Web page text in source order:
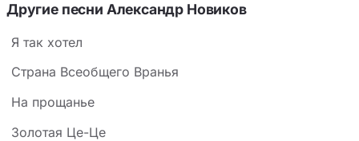
Другие песни Александр Новиков
Я так хотел
Страна Всеобщего Вранья
На прощанье
Золотая Це-Це